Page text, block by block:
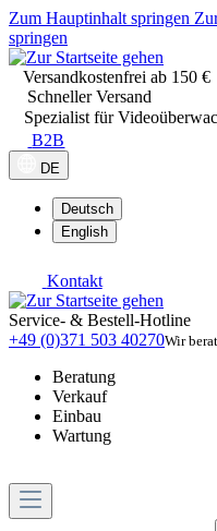
Zum Hauptinhalt springen
springen
Versandkostenfrei ab 150 €
Schneller Versand
Spezialist für
B2B
DE
Deutsch
English
Kontakt
Service- & Bestell-Hotline
+49 (0)371 503 40270Wir
Beratung
Verkauf
Einbau
Wartung